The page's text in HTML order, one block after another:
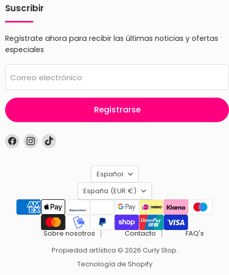
Suscribir
Regístrate ahora para recibir las últimas noticias y ofertas
especiales
Correo electrónico
Registrarse
Encuéntrenos
en
Encuéntrenos
en
Encuéntrenos
Idioma
Español
País
España (EUR €)
Sobre nosotros Contacto
FAQ's
Propiedad artística © 2026 Curly Stop.
Tecnología de Shopify